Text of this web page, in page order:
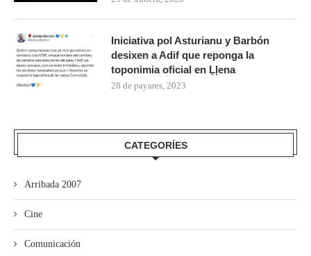
Iniciativa pol Asturianu y Barbón
desixen a Adif que reponga la
toponimia oficial en Ḷḷena
28 de payares, 2023
CATEGORÍES
Arribada 2007
Cine
Comunicación